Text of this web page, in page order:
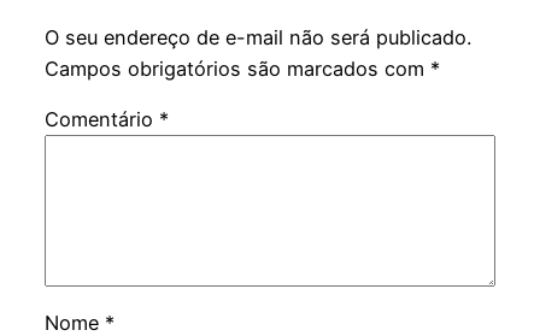
O seu endereço de e-mail não será publicado.
Campos obrigatórios são marcados com *
Comentário *
Nome *